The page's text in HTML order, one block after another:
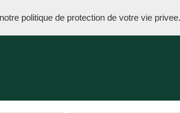
politique de protection de votre vie privee.